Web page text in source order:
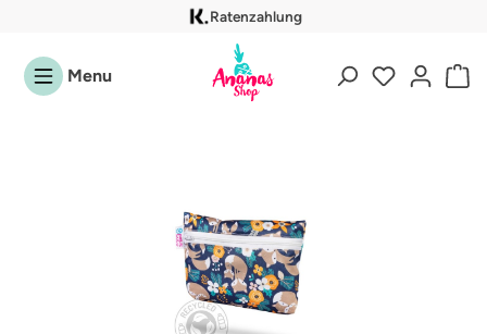
Zum Hauptinhalt springenRatenzahlung
Menu